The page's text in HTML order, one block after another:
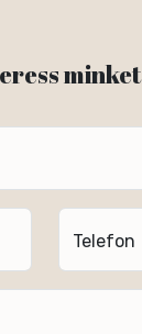
minket
Telefon